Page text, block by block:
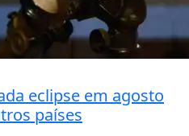
eclipse em agosto
países